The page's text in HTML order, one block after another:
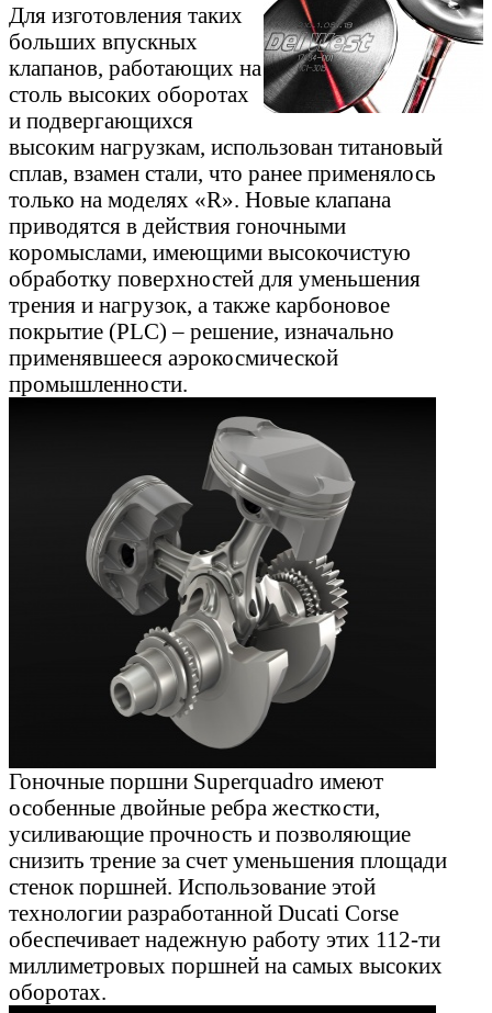
Для изготовления таких
больших впускных
клапанов, работающих на
столь высоких оборотах
и подвергающихся
высоким нагрузкам, использован титановый
сплав, взамен стали, что ранее применялось
только на моделях «R». Новые клапана
приводятся в действия гоночными
коромыслами, имеющими высокочистую
обработку поверхностей для уменьшения
трения и нагрузок, а также карбоновое
покрытие (PLC) – решение, изначально
применявшееся аэрокосмической
промышленности.
Гоночные поршни Superquadro имеют
особенные двойные ребра жесткости,
усиливающие прочность и позволяющие
снизить трение за счет уменьшения площади
стенок поршней. Использование этой
технологии разработанной Ducati Corse
обеспечивает надежную работу этих 112-ти
миллиметровых поршней на самых высоких
оборотах.